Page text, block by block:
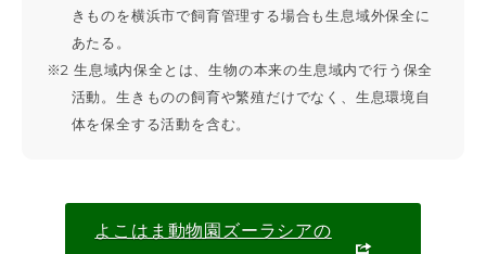
きものを横浜市で飼育管理する場合も生息域外保全に
あたる。
※2 生息域内保全とは、生物の本来の生息域内で行う保全
活動。生きものの飼育や繁殖だけでなく、生息環境自
体を保全する活動を含む。
よこはま動物園ズーラシアの